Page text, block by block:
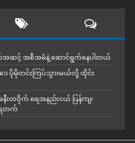
အဆင့် အစီအမံနဲ့ ဆောင်ရွက်နေပါတယ်
ပိုမိုတင်းကြပ်သွားမယ်လို့ ထိုင်း
းတဝိုက် ရေအနည်းငယ် ပြန်ကျ၊
ေတက်